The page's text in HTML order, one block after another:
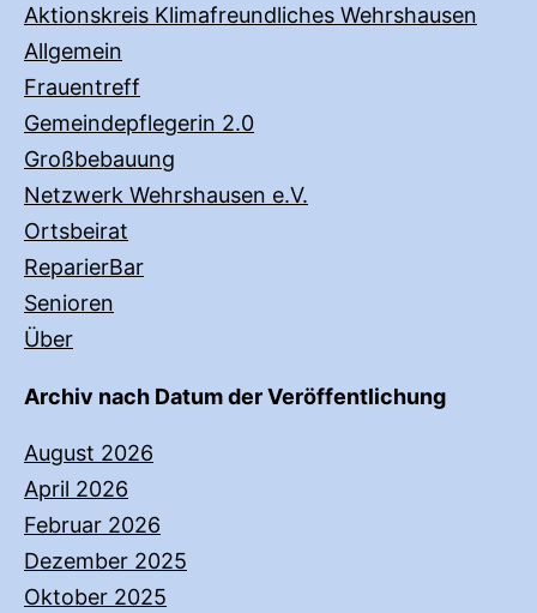
Aktionskreis Klimafreundliches Wehrshausen
Allgemein
Frauentreff
Gemeindepflegerin 2.0
Großbebauung
Netzwerk Wehrshausen e.V.
Ortsbeirat
ReparierBar
Senioren
Über
Archiv nach Datum der Veröffentlichung
August 2026
April 2026
Februar 2026
Dezember 2025
Oktober 2025